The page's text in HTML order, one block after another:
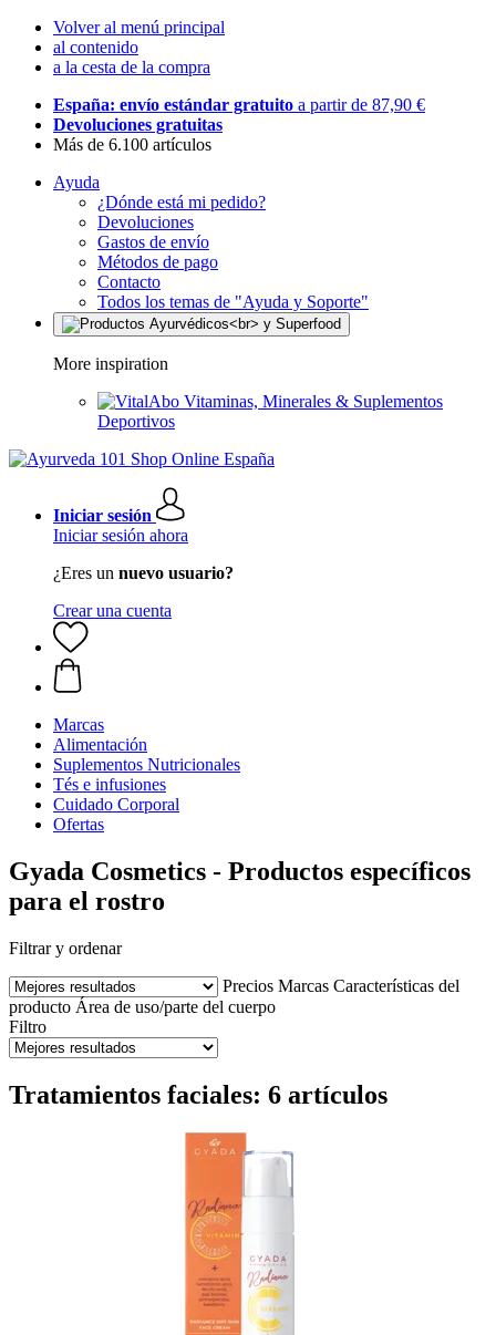
Volver al menú principal
al contenido
a la cesta de la compra
España: envío estándar gratuito a partir de 87,90 €
Devoluciones gratuitas
Más de 6.100 artículos
Ayuda
¿Dónde está mi pedido?
Devoluciones
Gastos de envío
Métodos de pago
Contacto
Todos los temas de "Ayuda y Soporte"
More inspiration
Vitaminas, Minerales & Suplementos
Deportivos
Iniciar sesión
Iniciar sesión ahora
¿Eres un nuevo usuario?
Crear una cuenta
Marcas
Alimentación
Suplementos Nutricionales
Tés e infusiones
Cuidado Corporal
Ofertas
Gyada Cosmetics - Productos específicos
para el rostro
Filtrar y ordenar
Precios Marcas Características del
producto Área de uso/parte del cuerpo
Filtro
Tratamientos faciales: 6 artículos